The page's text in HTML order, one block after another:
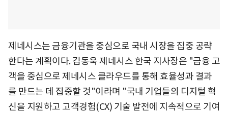
제네시스는 금융기관을 중심으로 국내 시장을 집중 공략
한다는 계획이다. 김동욱 제네시스 한국 지사장은 "금융 고
객을 중심으로 제네시스 클라우드를 통해 효율성과 결과
를 만드는 데 집중할 것"이라며 "국내 기업들의 디지털 혁
신을 지원하고 고객경험(CX) 기술 발전에 지속적으로 기여